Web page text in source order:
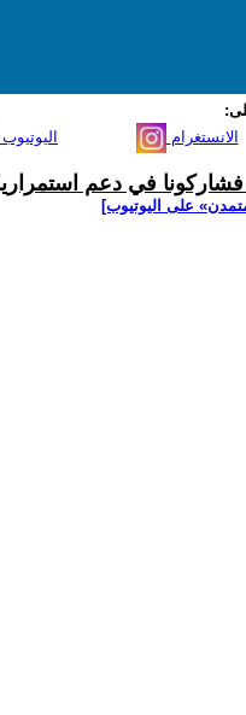
اليوتيوب الانستغرام
فشاركونا في دعم
على اليوتيوب]